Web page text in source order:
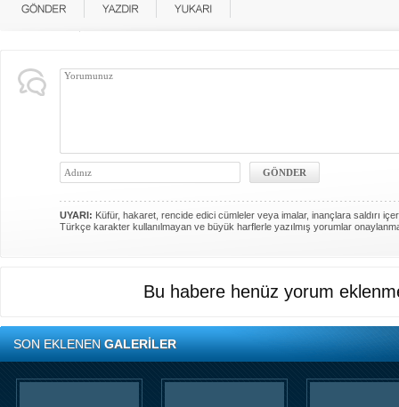
UYARI: Küfür, hakaret, rencide edici cümleler veya imalar, inançlara saldırı
Türkçe karakter kullanılmayan ve büyük harflerle yazılmış yorumlar
Bu habere henüz yorum
SON EKLENENGALERİLER